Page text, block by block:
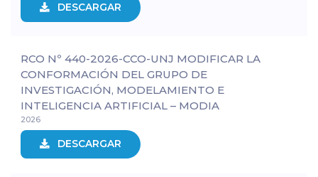
DESCARGAR
RCO Nº 440-2026-CCO-UNJ MODIFICAR LA
CONFORMACIÓN DEL GRUPO DE
INVESTIGACIÓN, MODELAMIENTO E
INTELIGENCIA ARTIFICIAL – MODIA
2026
DESCARGAR